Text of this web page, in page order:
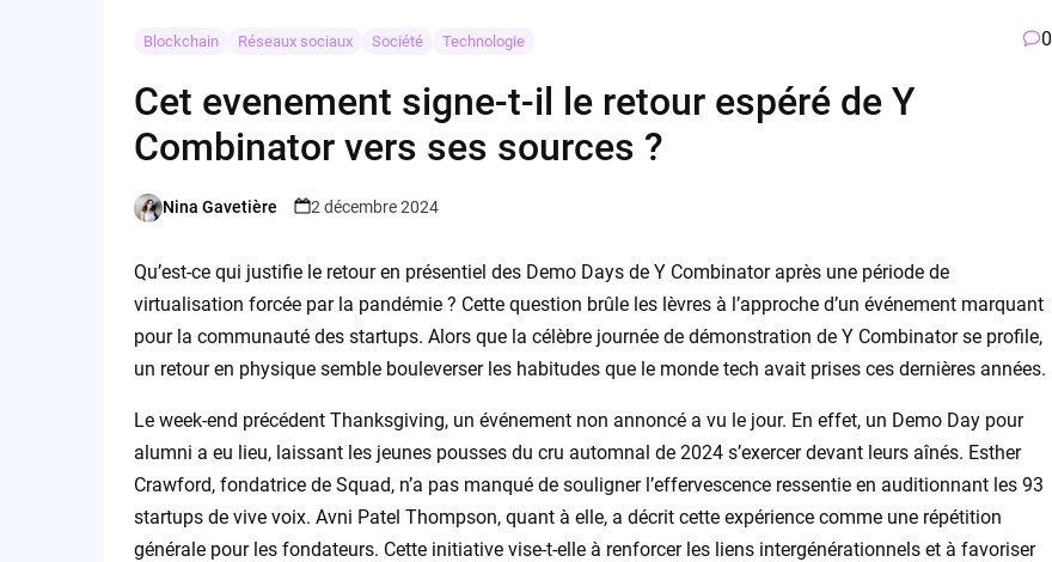
Blockchain Réseaux sociaux Société Technologie 0
Cet evenement signe-t-il le retour espéré de Y
Combinator vers ses sources ?
Posted
Nina Gavetière 2 décembre 2024
Qu’est-ce qui justifie le retour en présentiel des Demo Days de Y Combinator après une période de
virtualisation forcée par la pandémie ? Cette question brûle les lèvres à l’approche d’un événement marquant
pour la communauté des startups. Alors que la célèbre journée de démonstration de Y Combinator se profile,
un retour en physique semble bouleverser les habitudes que le monde tech avait prises ces dernières années.
Le week-end précédent Thanksgiving, un événement non annoncé a vu le jour. En effet, un Demo Day pour
alumni a eu lieu, laissant les jeunes pousses du cru automnal de 2024 s’exercer devant leurs aînés. Esther
Crawford, fondatrice de Squad, n’a pas manqué de souligner l’effervescence ressentie en auditionnant les 93
startups de vive voix. Avni Patel Thompson, quant à elle, a décrit cette expérience comme une répétition
générale pour les fondateurs. Cette initiative vise-t-elle à renforcer les liens intergénérationnels et à favoriser